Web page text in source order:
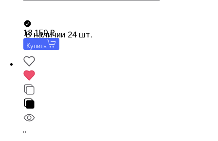
В наличии 24 шт.
18 150
Купить